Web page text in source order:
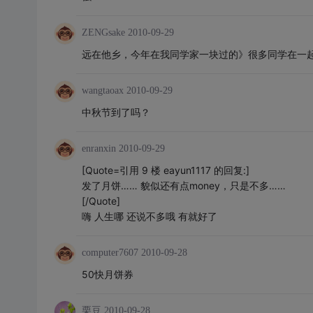
ZENGsake 2010-09-29
远在他乡，今年在我同学家一块过的》很多同学在
wangtaoax 2010-09-29
中秋节到了吗？
enranxin 2010-09-29
[Quote=引用 9 楼 eayun1117 的回复:]
发了月饼…… 貌似还有点money，只是不多……
[/Quote]
嗨 人生哪 还说不多哦 有就好了
computer7607 2010-09-28
50快月饼券
栗豆 2010-09-28